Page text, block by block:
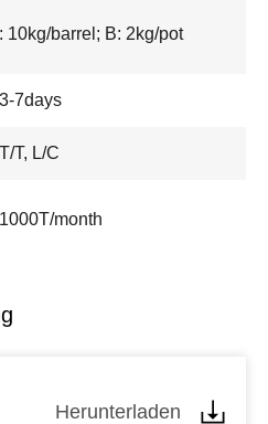
: 10kg/barrel; B: 2kg/pot
3-7days
T/T, L/C
1000T/month
Herunterladen